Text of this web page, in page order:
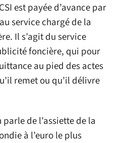
est payée d’avance par
service chargé de la
Il s’agit du service
foncière, qui pour
au pied des actes
remet ou qu’il délivre
de l’assiette de la
à l’euro le plus